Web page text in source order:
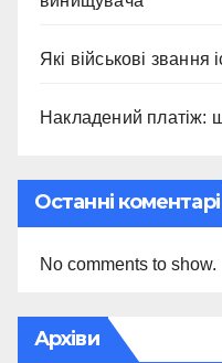
Які військові звання
Накладений платіж:
Останні коментарі
No comments to show.
Архіви